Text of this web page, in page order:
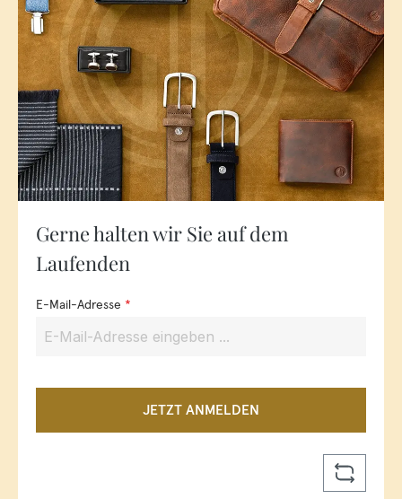
Gerne halten wir Sie auf dem
Laufenden
E-Mail-Adresse *
JETZT ANMELDEN